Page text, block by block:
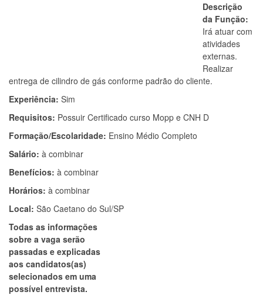
Descrição
da Função:
Irá atuar com
atividades
externas.
Realizar
entrega de cilindro de gás conforme padrão do cliente.
Experiência: Sim
Requisitos: Possuir Certificado curso Mopp e CNH D
Formação/Escolaridade: Ensino Médio Completo
Salário: à combinar
Benefícios: à combinar
Horários: à combinar
Local: São Caetano do Sul/SP
Todas as informações
sobre a vaga serão
passadas e explicadas
aos candidatos(as)
selecionados em uma
possível entrevista.